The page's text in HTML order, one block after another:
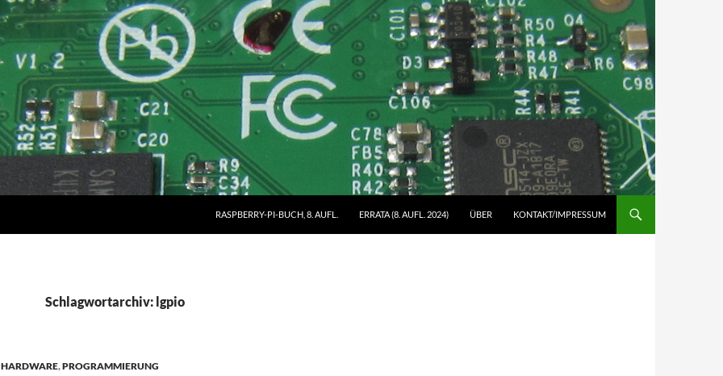
RASPBERRY-PI-BUCH, 8. AUFL. ERRATA (8. AUFL. 2024) ÜBER KONTAKT/IMPRESSUM
Schlagwortarchiv: lgpio
HARDWARE,PROGRAMMIERUNG